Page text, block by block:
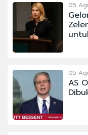
05
05
AS